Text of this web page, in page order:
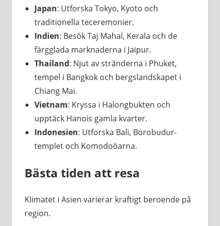
Japan: Utforska Tokyo, Kyoto och
traditionella teceremonier.
Indien: Besök Taj Mahal, Kerala och de
färgglada marknaderna i Jaipur.
Thailand: Njut av stränderna i Phuket,
tempel i Bangkok och bergslandskapet i
Chiang Mai.
Vietnam: Kryssa i Halongbukten och
upptäck Hanois gamla kvarter.
Indonesien: Utforska Bali, Borobudur-
templet och Komodoöarna.
Bästa tiden att resa
Klimatet i Asien varierar kraftigt beroende på
region.